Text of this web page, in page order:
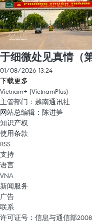
于细微处见真情（
01/08/2026 13:24
下载更多
Vietnam+ (VietnamPlus)
主管部门：越南通讯社
网站总编辑：陈进笋
知识产权
使用条款
RSS
支持
语言
VNA
新闻服务
广告
联系
许可证号：信息与通信部2008